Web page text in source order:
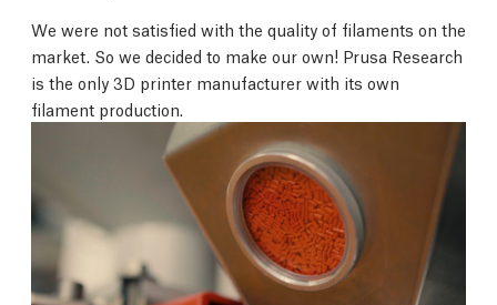
We were not satisfied with the quality of filaments on the
market. So we decided to make our own! Prusa Research
is the only 3D printer manufacturer with its own
filament production.